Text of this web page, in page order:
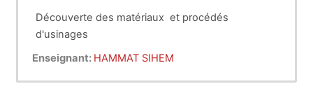
Découverte des matériaux et procédés
d'usinages
Enseignant: HAMMAT SIHEM